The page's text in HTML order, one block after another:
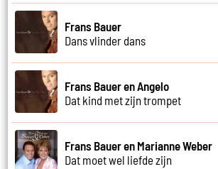
Frans Bauer
Dans vlinder dans
Frans Bauer en Angelo
Dat kind met zijn trompet
Frans Bauer en Marianne Weber
Dat moet wel liefde zijn